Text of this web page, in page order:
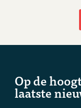
Op de
laatste